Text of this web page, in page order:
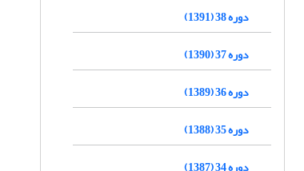
دوره 38 (1391)
دوره 37 (1390)
دوره 36 (1389)
دوره 35 (1388)